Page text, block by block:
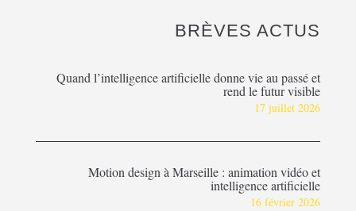
BRÈVES ACTUS
Quand l’intelligence artificielle donne vie au passé et
rend le futur visible
17 juillet 2026
Motion design à Marseille : animation vidéo et
intelligence artificielle
16 février 2026